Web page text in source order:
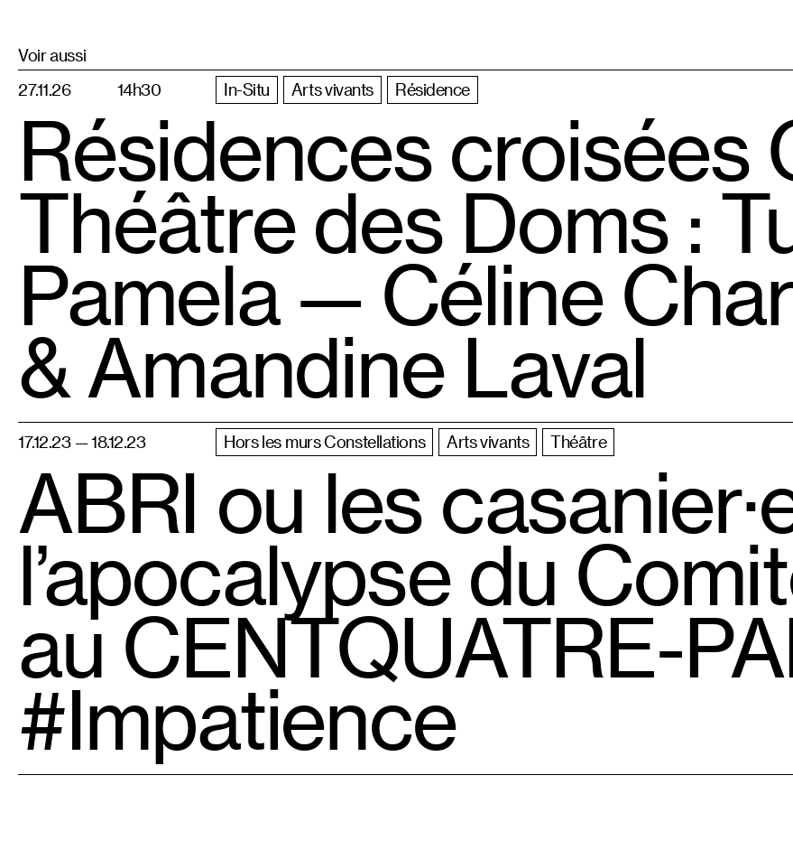
Voir aussi
27.11.26
14h30 In-Situ Arts vivants Résidence
Résidences croisées
Théâtre des Doms :
Pamela — Céline
& Amandine Laval
17.12.23 — 18.12.23 Hors les murs Constellations Arts vivants Théâtre
ABRI ou les
l’apocalypse du
au CENTQUATRE-
#Impatience